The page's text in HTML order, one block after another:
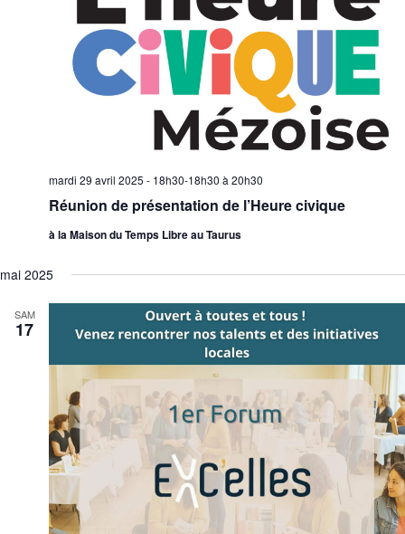
Réunion de présentation de l’Heure civique
mardi 29 avril 2025 - 18h30-18h30 à 20h30
à la Maison du Temps Libre au Taurus
mai 2025
SAM
17